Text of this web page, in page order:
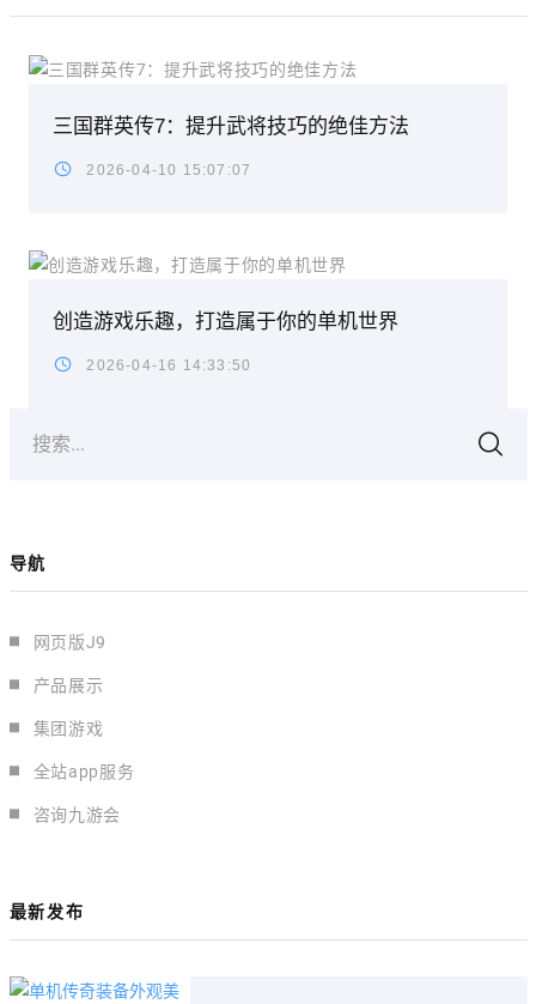
三国群英传7：提升武将技巧的绝佳方法
2026-04-10 15:07:07
创造游戏乐趣，打造属于你的单机世界
2026-04-16 14:33:50
搜索...
导航
网页版J9
产品展示
集团游戏
全站app服务
咨询九游会
最新发布